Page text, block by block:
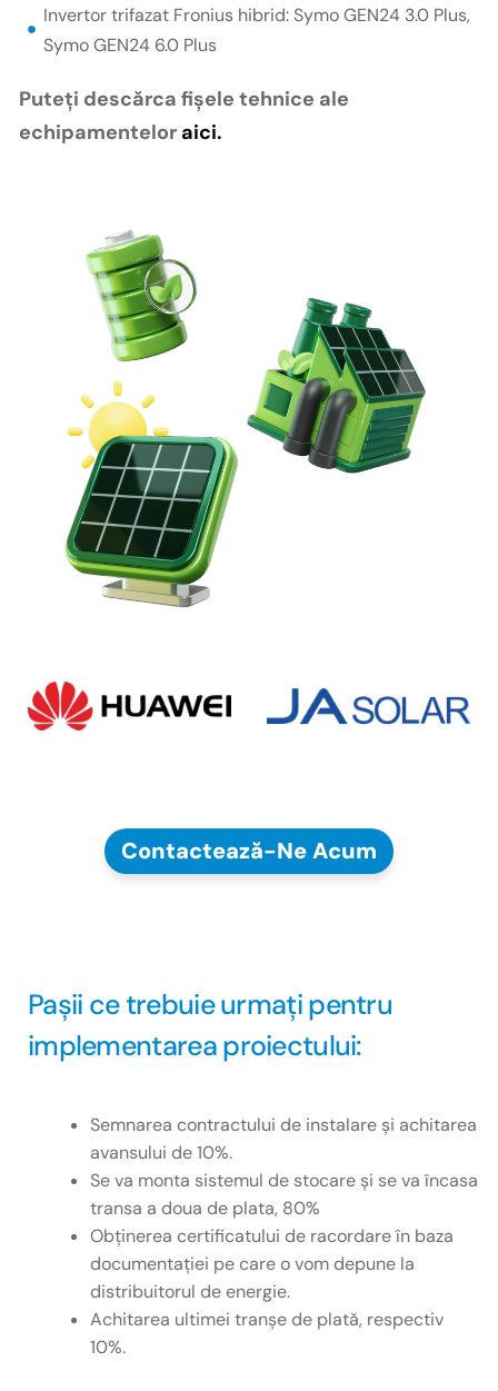
Invertor trifazat Fronius hibrid: Symo GEN24 3.0 Plus,
Symo GEN24 6.0 Plus
Puteți descărca fișele tehnice ale
echipamenteloraici.
Contactează-Ne Acum
Pașii ce trebuie urmați pentru
implementarea proiectului:
Semnarea contractului de instalare și achitarea
avansului de 10%.
Se va monta sistemul de stocare și se va încasa
transa a doua de plata, 80%
Obținerea certificatului de racordare în baza
documentației pe care o vom depune la
distribuitorul de energie.
Achitarea ultimei tranșe de plată, respectiv
10%.